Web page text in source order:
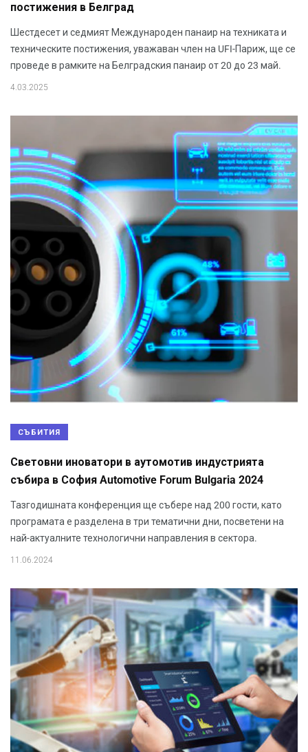
постижения в Белград
Шестдесет и седмият Международен панаир на техниката и
техническите постижения, уважаван член на UFI-Париж, ще се
проведе в рамките на Белградския панаир от 20 до 23 май.
4.03.2025
СЪБИТИЯ
Световни иноватори в аутомотив индустрията
събира в София Automotive Forum Bulgaria 2024
Тазгодишната конференция ще събере над 200 гости, като
програмата е разделена в три тематични дни, посветени на
най-актуалните технологични направления в сектора.
11.06.2024